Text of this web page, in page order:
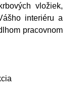
vložiek,
interiéru a
pracovnom